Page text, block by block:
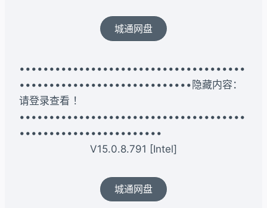
城通网盘
••••••••••••••••••••••••••••••••••••••
•••••••••••••••••••••••••••••隐藏内容：
请登录查看 ！
••••••••••••••••••••••••••••••••••••••
••••••••••••••••••••••••
V15.0.8.791 [Intel]
城通网盘